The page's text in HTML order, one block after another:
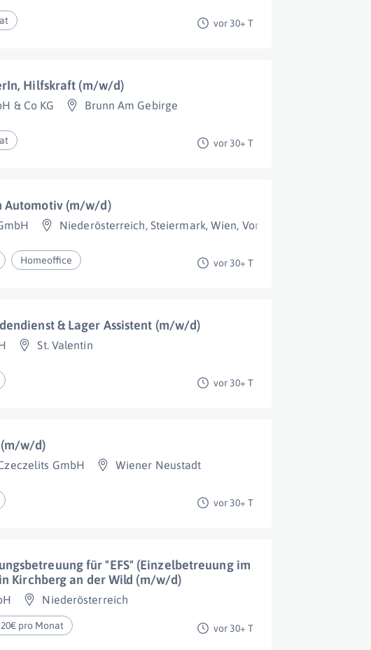
vor 30+ T
Hilfskraft (m/w/d)
& Co KG Brunn Am Gebirge
vor 30+ T
Automotiv (m/w/d)
Niederösterreich, Steiermark,Wien, Voralberg
Homeoffice vor 30+ T
& Lager Assistent (m/w/d)
St. Valentin
vor 30+ T
w/d)
GmbH Wiener Neustadt
vor 30+ T
für "EFS" (Einzelbetreuung im
Kirchberg an der Wild (m/w/d)
Niederösterreich
pro Monat vor 30+ T